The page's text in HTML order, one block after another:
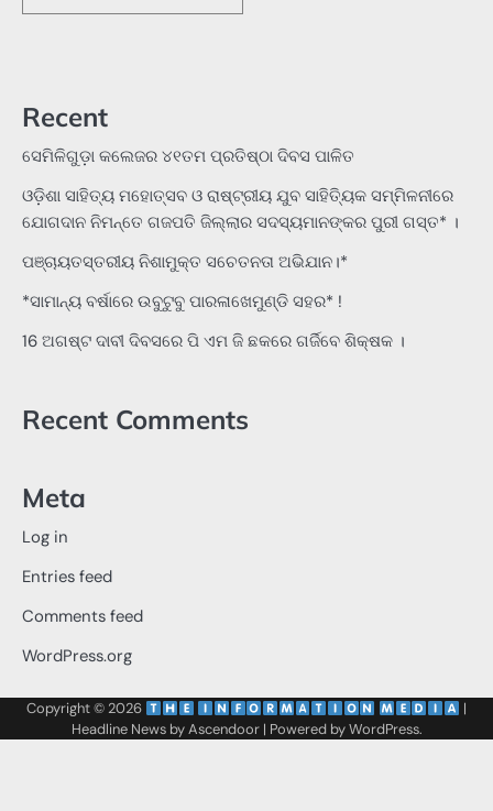
Recent
ସେମିଳିଗୁଡ଼ା କଲେଜର ୪୧ତମ ପ୍ରତିଷ୍ଠା ଦିବସ ପାଳିତ
ଓଡ଼ିଶା ସାହିତ୍ୟ ମହୋତ୍ସବ ଓ ରାଷ୍ଟ୍ରୀୟ ଯୁବ ସାହିତ୍ୟିକ ସମ୍ମିଳନୀରେ
ଯୋଗଦାନ ନିମନ୍ତେ ଗଜପତି ଜିଲ୍ଲାର ସଦସ୍ୟମାନଙ୍କର ପୁରୀ ଗସ୍ତ* ।
ପଞ୍ଚାୟତସ୍ତରୀୟ ନିଶାମୁକ୍ତ ସଚେତନତା ଅଭିଯାନ।*
*ସାମାନ୍ୟ ବର୍ଷାରେ ଉବୁଟୁବୁ ପାରଳାଖେମୁଣ୍ଡି ସହର* !
16 ଅଗଷ୍ଟ ଦାବୀ ଦିବସରେ ପି ଏମ ଜି ଛକରେ ଗର୍ଜିବେ ଶିକ୍ଷକ ।
Recent Comments
Meta
Log in
Entries feed
Comments feed
WordPress.org
Copyright © 2026
|
Headline News byAscendoor| Powered byWordPress.